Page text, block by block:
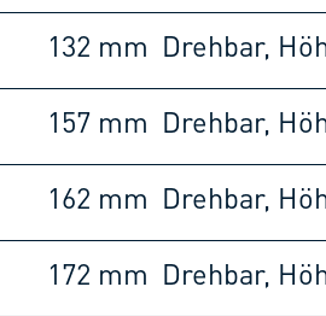
132 mm Drehbar,
157 mm Drehbar,
162 mm Drehbar,
172 mm Drehbar,